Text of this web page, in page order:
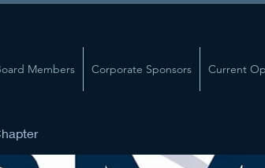
Members Corporate Sponsors Current